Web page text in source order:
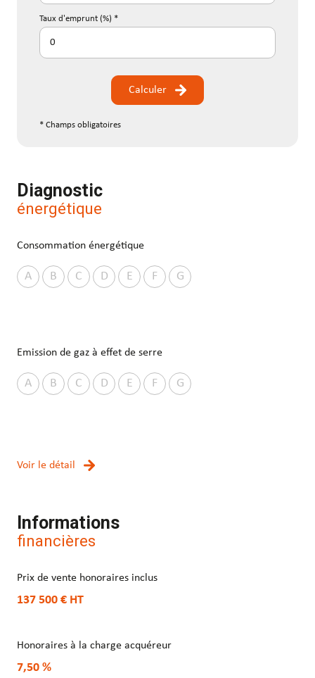
Taux d'emprunt (%) *
Calculer
* Champs obligatoires
Diagnostic
énergétique
Consommation énergétique
A B C D E F G
Emission de gaz à effet de serre
A B C D E F G
Voir le détail
Informations
financières
Prix de vente honoraires inclus
137 500 € HT
Honoraires à la charge acquéreur
7,50 %